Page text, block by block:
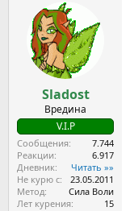
Sladost
Вредина
V.I.P
Сообщения
7.744
Реакции
6.917
Дневник
Читать »»
Не курю с
23.05.2011
Метод
Сила Воли
Лет курения
15